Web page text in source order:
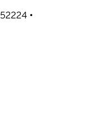
52224